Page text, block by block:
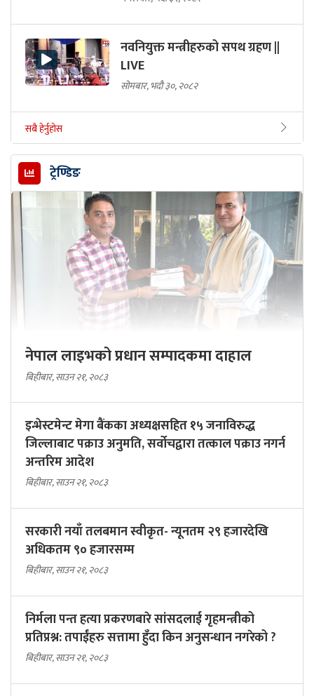
नवनियुक्त मन्त्रीहरुको सपथ ग्रहण ||
LIVE
सोमबार, भदौ ३०, २०८२
सबै हेर्नुहोस
ट्रेण्डिङ
नेपाल लाइभको प्रधान सम्पादकमा दाहाल
बिहीबार, साउन २१, २०८३
इन्भेस्टमेन्ट मेगा बैंकका अध्यक्षसहित १५ जनाविरुद्ध
जिल्लाबाट पक्राउ अनुमति, सर्वोचद्वारा तत्काल पक्राउ नगर्न
अन्तरिम आदेश
बिहीबार, साउन २१, २०८३
सरकारी नयाँ तलबमान स्वीकृत- न्यूनतम २९ हजारदेखि
अधिकतम ९० हजारसम्म
बिहीबार, साउन २१, २०८३
निर्मला पन्त हत्या प्रकरणबारे सांसदलाई गृहमन्त्रीको
प्रतिप्रश्न: तपाईंहरु सत्तामा हुँदा किन अनुसन्धान नगरेको ?
बिहीबार, साउन २१, २०८३